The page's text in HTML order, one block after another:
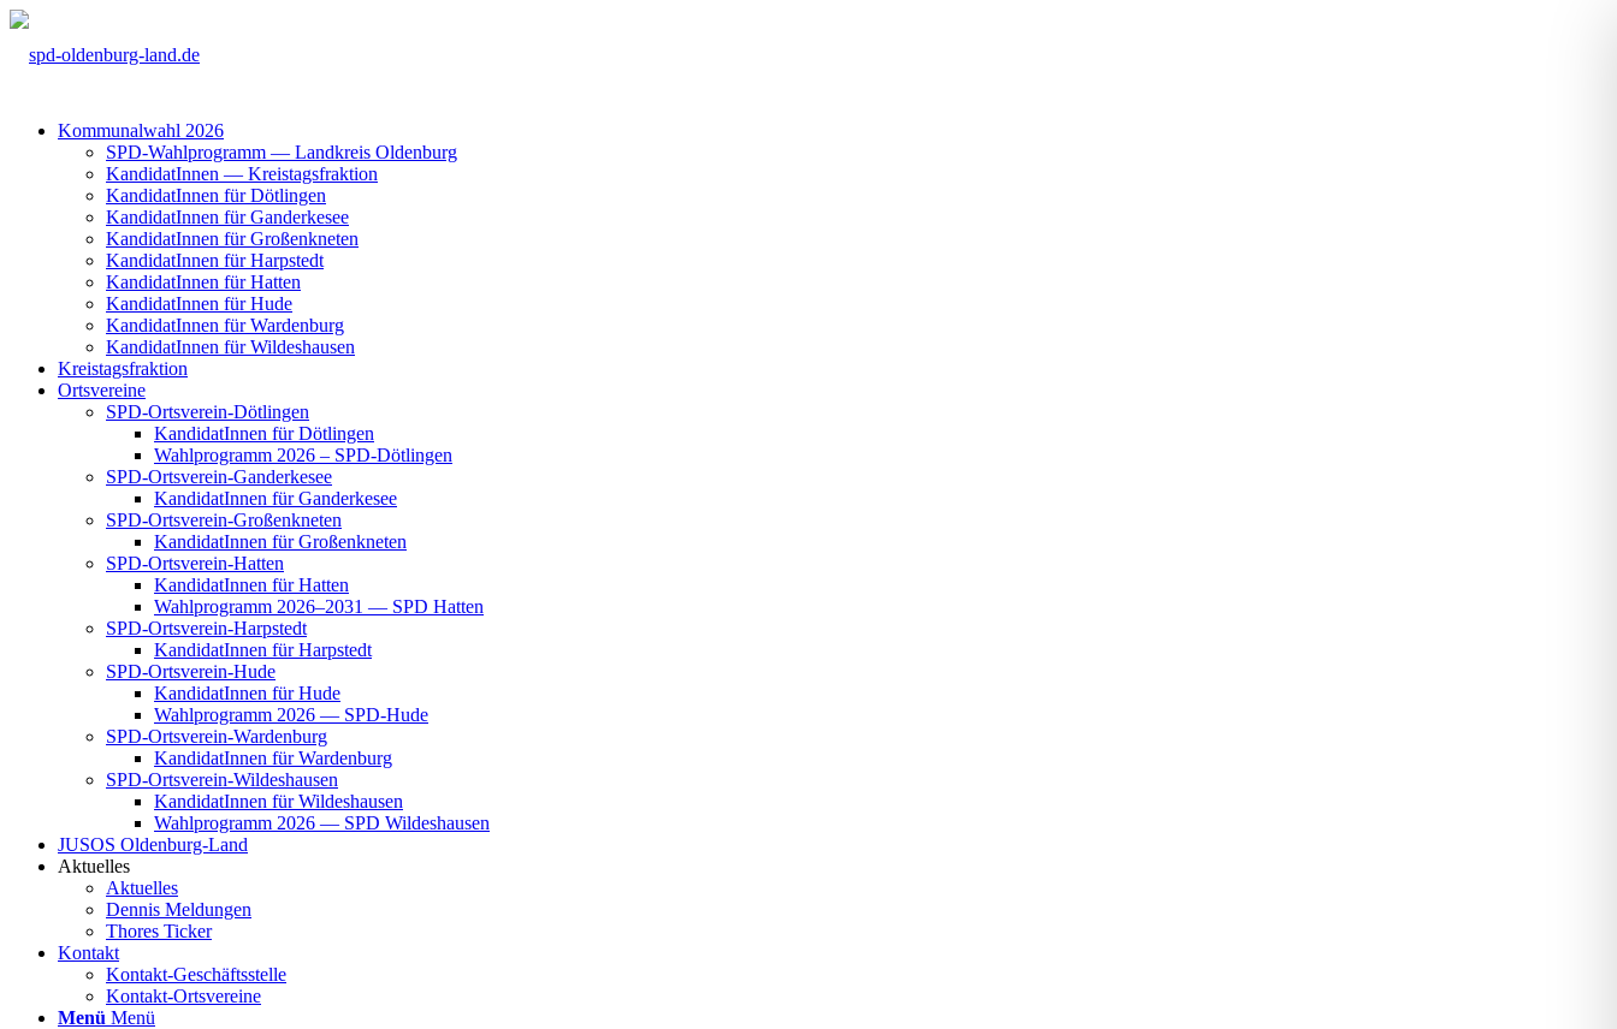
Kom­mu­nal­wahl 2026
SPD-Wahl­pro­gramm — Land­kreis Olden­burg
Kan­di­da­tIn­nen — Kreis­tags­frak­ti­on
Kan­di­da­tIn­nen für Döt­lin­gen
Kan­di­da­tIn­nen für Gan­der­ke­see
Kan­di­da­tIn­nen für Groß­enkne­ten
Kan­di­da­tIn­nen für Harp­s­tedt
Kan­di­da­tIn­nen für Hat­ten
Kan­di­da­tIn­nen für Hude
Kan­di­da­tIn­nen für War­den­burg
Kan­di­da­tIn­nen für Wil­des­hau­sen
Kreis­tags­frak­ti­on
Orts­ver­ei­ne
SPD-Orts­­ver­­ein-Döt­­lin­­gen
Kan­di­da­tIn­nen für Döt­lin­gen
Wahl­pro­gramm 2026 – SPD-Döt­lin­gen
SPD-Orts­­ver­­ein-Gan­­der­ke­­see
Kan­di­da­tIn­nen für Gan­der­ke­see
SPD-Orts­­ver­­ein-Gro­ß­en­k­ne­­ten
Kan­di­da­tIn­nen für Groß­enkne­ten
SPD-Orts­­ver­­ein-Hat­­ten
Kan­di­da­tIn­nen für Hat­ten
Wahl­pro­gramm 2026–2031 — SPD Hat­ten
SPD-Orts­­ver­­ein-Har­p­s­tedt
Kan­di­da­tIn­nen für Harp­s­tedt
SPD-Orts­­ver­­ein-Hude
Kan­di­da­tIn­nen für Hude
Wahl­pro­gramm 2026 — SPD-Hude
SPD-Orts­­ver­­ein-War­­den­­burg
Kan­di­da­tIn­nen für War­den­burg
SPD-Orts­­ver­­ein-Wil­­des­hau­­sen
Kan­di­da­tIn­nen für Wil­des­hau­sen
Wahl­pro­gramm 2026 — SPD Wil­des­hau­sen
JUSOS Olden­­burg-Land
Aktu­el­les
Aktu­el­les
Den­nis Mel­dun­gen
Tho­res Ticker
Kon­takt
Kon­­­takt-Geschäfts­­s­tel­­le
Kon­­­takt-Orts­­ver­­ei­­ne
Menü Menü